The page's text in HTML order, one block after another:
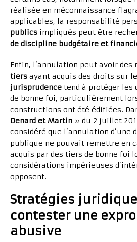
réalisée en méconnaissance
applicables, la responsabilité
publics impliqués peut être
de discipline budgétaire et
Enfin, l’annulation peut avoir des
tiers ayant acquis des droits sur
jurisprudence tend à protéger les
de bonne foi, particulièrement
constructions ont été édifiées.
Denard et Martin » du 2 juillet
considéré que l’annulation d’une
publique ne pouvait remettre en
acquis par des tiers de bonne foi
considérations impérieuses
opposent.
Stratégies
contester une
abusive